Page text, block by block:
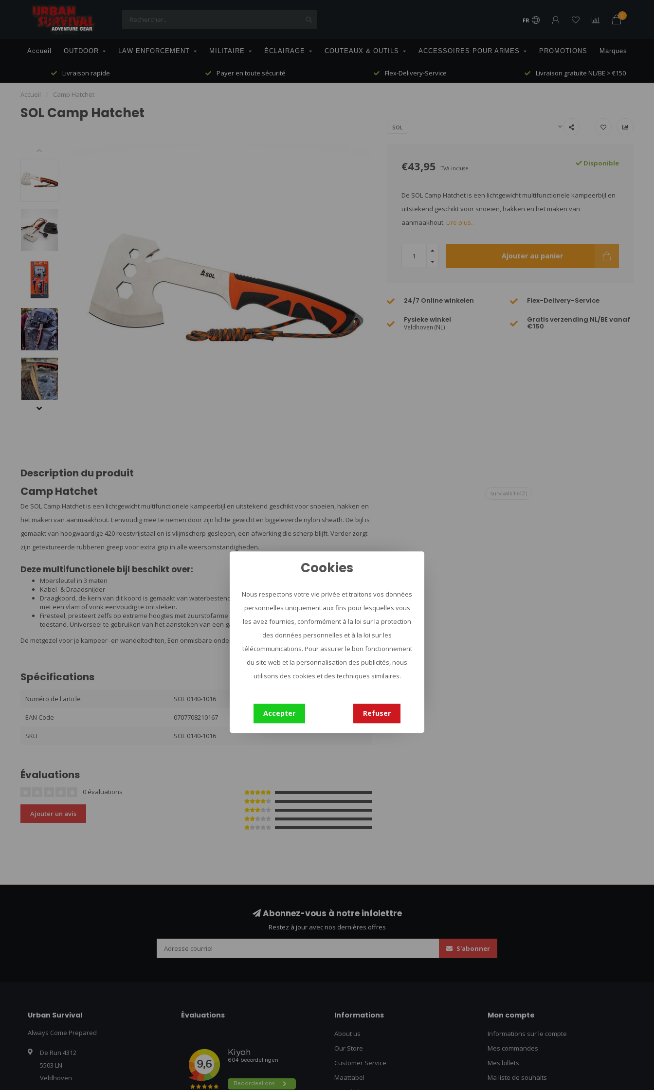
FR
0
Accueil OUTDOOR LAW ENFORCEMENT MILITAIRE ÉCLAIRAGE COUTEAUX & OUTILS ACCESSOIRES POUR ARMES PROMOTIONS Marques
Livraison rapide Payer en toute sécurité Flex-Delivery-Service Livraison gratuite NL/BE > €150
Accueil Camp Hatchet
SOL Camp Hatchet
SOL
€43,95 TVA incluse
Disponible
De SOL Camp Hatchet is een lichtgewicht multifunctionele kampeerbijl en
uitstekend geschikt voor snoeien, hakken en het maken van
aanmaakhout. Lire plus..
Ajouter au panier
24/7 Online winkelen Flex-Delivery-Service
Fysieke winkel
Veldhoven (NL)
Gratis verzending NL/BE vanaf
€150
Description du produit
Camp Hatchet
De SOL Camp Hatchet is een lichtgewicht multifunctionele kampeerbijl en uitstekend geschikt voor snoeien, hakken en
het maken van aanmaakhout. Eenvoudig mee te nemen door zijn lichte gewicht en bijgeleverde nylon sheath. De bijl is
gemaakt van hoogwaardige 420 roestvrijstaal en is vlijmscherp geslepen, een afwerking die scherp blijft. Verder zorgt
zijn getextureerde rubberen greep voor extra grip in alle weersomstandigheden.
Deze multifunctionele bijl beschikt over:
Moersleutel in 3 maten
Kabel- & Draadsnijder
Draagkoord, de kern van dit koord is gemaakt van waterbestendige katoenen tondel, dit vezelrijke materiaal is
met een vlam of vonk eenvoudig te ontsteken.
Firesteel, presteert zelfs op extreme hoogtes met zuurstofarme lucht en het werkt net zo goed in natte
toestand. Universeel te gebruiken van het aansteken van een gaskachel tot het starten van een kampvuurtje.
De metgezel voor je kampeer- en wandeltochten, Een onmisbare onderdeel van ieders uitrusting.
Spécifications
Numéro de l'article SOL 0140-1016
EAN Code 0707708210167
SKU SOL 0140-1016
Évaluations
0 évaluations
Ajouter un avis
survivalkit(42)
Abonnez-vous à notre infolettre
Restez à jour avec nos dernières offres
S'abonner
Urban Survival
Always Come Prepared
De Run 4312
5503 LN
Veldhoven
Évaluations Informations
About us
Our Store
Customer Service
Maattabel
Mon compte
Informations sur le compte
Mes commandes
Mes billets
Ma liste de souhaits
Cookies
Nous respectons votre vie privée et traitons vos données
personnelles uniquement aux fins pour lesquelles vous
les avez fournies, conformément à la loi sur la protection
des données personnelles et à la loi sur les
télécommunications. Pour assurer le bon fonctionnement
du site web et la personnalisation des publicités, nous
utilisons des cookies et des techniques similaires.
Accepter Refuser